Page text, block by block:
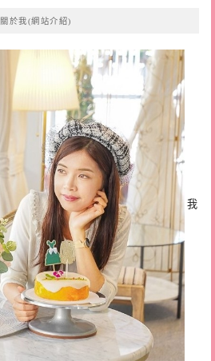
關於我(網站介紹)
我